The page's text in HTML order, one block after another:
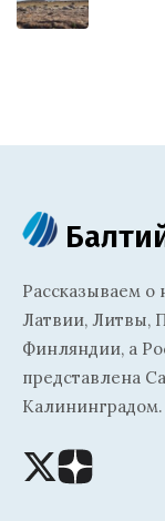
Рассказываем о
Латвии, Литвы,
Финляндии, а
представлена
Калининградом.